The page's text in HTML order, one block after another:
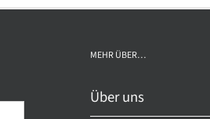
MEHR ÜBER…
Über uns